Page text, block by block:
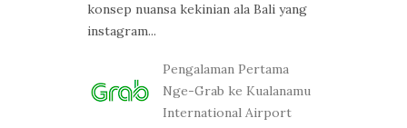
konsep nuansa kekinian ala Bali yang
instagram...
Pengalaman Pertama
Nge-Grab ke Kualanamu
International Airport